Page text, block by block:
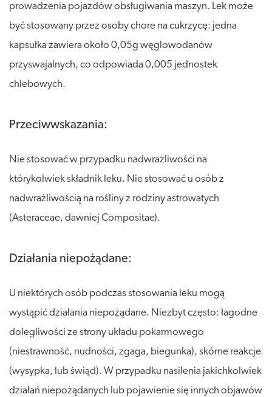
prowadzenia pojazdów obsługiwania maszyn. Lek może
być stosowany przez osoby chore na cukrzycę: jedna
kapsułka zawiera około 0,05g węglowodanów
przyswajalnych, co odpowiada 0,005 jednostek
chlebowych.
Przeciwwskazania:
Nie stosować w przypadku nadwrażliwości na
którykolwiek składnik leku. Nie stosować u osób z
nadwrażliwością na rośliny z rodziny astrowatych
(Asteraceae, dawniej Compositae).
Działania niepożądane:
U niektórych osób podczas stosowania leku mogą
wystąpić działania niepożądane. Niezbyt często: łagodne
dolegliwości ze strony układu pokarmowego
(niestrawność, nudności, zgaga, biegunka), skórne reakcje
(wysypka, lub świąd). W przypadku nasilenia jakichkolwiek
działań niepożądanych lub pojawienie się innych objawów